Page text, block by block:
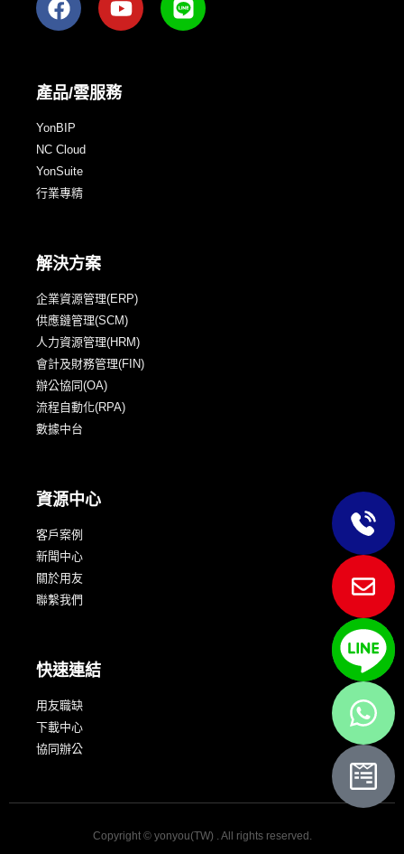
產品/雲服務
YonBIP
NC Cloud
YonSuite
行業專精
解決方案
企業資源管理(ERP)
供應鏈管理(SCM)
人力資源管理(HRM)
會計及財務管理(FIN)
辦公協同(OA)
流程自動化(RPA)
數據中台
資源中心
客戶案例
新聞中心
關於用友
聯繫我們
快速連結
用友職缺
下載中心
協同辦公
Copyright © yonyou(TW) . All rights reserved.